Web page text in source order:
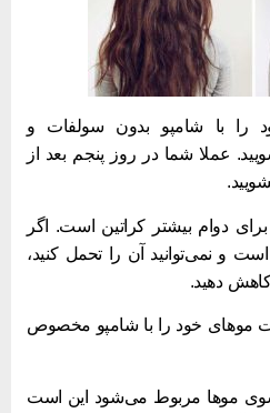
با شامپو بدون سولفات و
شما در روز پنجم بعد از
دوام بیشتر کراتین است. اگر
نمی‌توانید آن را تحمل کنید،
موهای خود را با شامپو مخصوص
موها مربوط می‌شود این است